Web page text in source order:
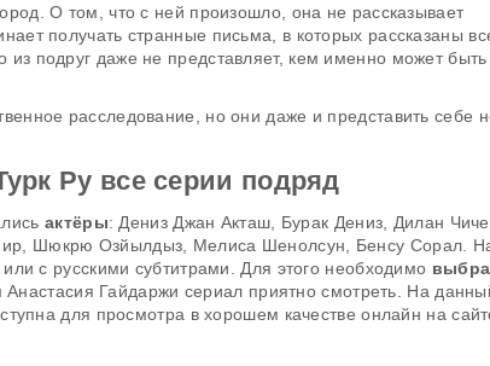
О том, что с ней произошло, она не рассказывает
получать странные письма, в которых рассказаны
подруг даже не представляет, кем именно может быть
расследование, но они даже и представить себе
Ру все серии подряд
актёры: Дениз Джан Акташ, Бурак Дениз, Дилан
Шюкрю Озйылдыз, Мелиса Шенолсун, Бенсу Сорал.
с русскими субтитрами. Для этого необходимо
Гайдаржи сериал приятно смотреть. На
для просмотра в хорошем качестве онлайн на